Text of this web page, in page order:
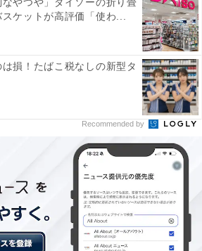
ケットが高評価「使わ...
損！たばこ税なしの新型タ
Recommended by